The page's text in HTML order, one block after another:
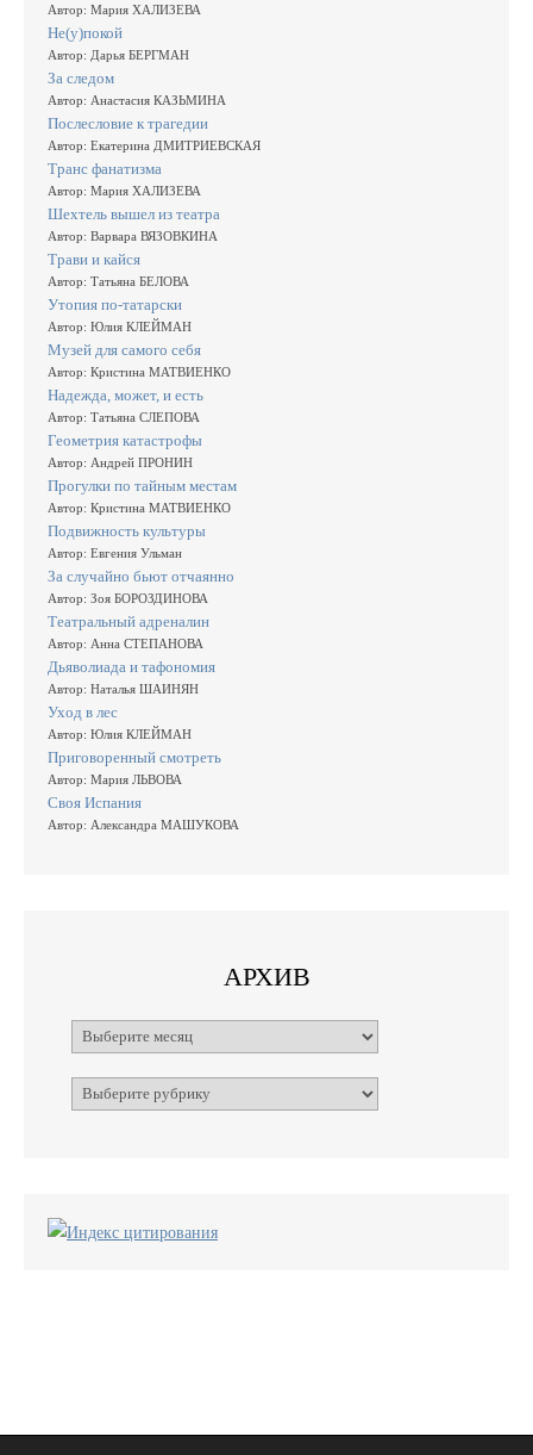
Автор: Мария ХАЛИЗЕВА
Не(у)покой
Автор: Дарья БЕРГМАН
За следом
Автор: Анастасия КАЗЬМИНА
Послесловие к трагедии
Автор: Екатерина ДМИТРИЕВСКАЯ
Транс фанатизма
Автор: Мария ХАЛИЗЕВА
Шехтель вышел из театра
Автор: Варвара ВЯЗОВКИНА
Трави и кайся
Автор: Татьяна БЕЛОВА
Утопия по-татарски
Автор: Юлия КЛЕЙМАН
Музей для самого себя
Автор: Кристина МАТВИЕНКО
Надежда, может, и есть
Автор: Татьяна СЛЕПОВА
Геометрия катастрофы
Автор: Андрей ПРОНИН
Прогулки по тайным местам
Автор: Кристина МАТВИЕНКО
Подвижность культуры
Автор: Евгения Ульман
За случайно бьют отчаянно
Автор: Зоя БОРОЗДИНОВА
Театральный адреналин
Автор: Анна СТЕПАНОВА
Дьяволиада и тафономия
Автор: Наталья ШАИНЯН
Уход в лес
Автор: Юлия КЛЕЙМАН
Приговоренный смотреть
Автор: Мария ЛЬВОВА
Своя Испания
Автор: Александра МАШУКОВА
АРХИВ
Архивы
Рубрики